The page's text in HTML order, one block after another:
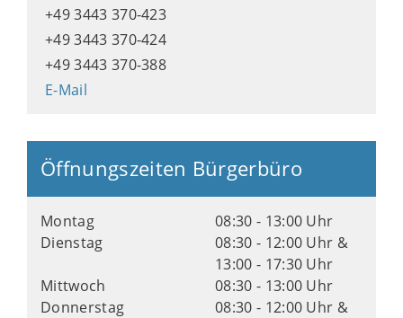
+49 3443 370-423
+49 3443 370-424
+49 3443 370-388
E-Mail
Öffnungszeiten Bürgerbüro
Montag
08:30 - 13:00 Uhr
Dienstag
08:30 - 12:00 Uhr &
13:00 - 17:30 Uhr
Mittwoch
08:30 - 13:00 Uhr
Donnerstag
08:30 - 12:00 Uhr &